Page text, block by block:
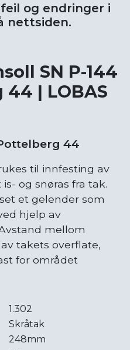
og endringer i
nettsiden.
SN P-144
| LOBAS
44
til innfesting av
og snøras fra tak.
et gelender som
hjelp av
mellom
takets overflate,
for området
1.302
Skråtak
248mm